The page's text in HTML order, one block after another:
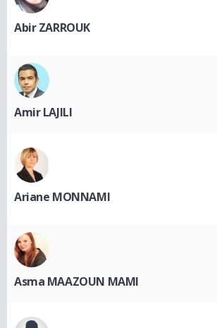
Abir ZARROUK
Amir LAJILI
Ariane MONNAMI
Asma MAAZOUN MAMI